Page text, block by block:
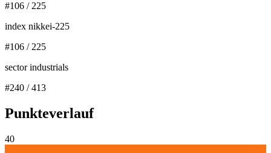
#106 / 225
index nikkei-225
#106 / 225
sector industrials
#240 /413
Punkteverlauf
40